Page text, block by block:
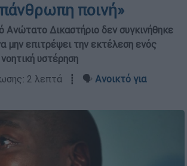
ποινή»
Ανώτατο Δικαστήριο δεν συγκινήθηκε
μην επιτρέψει την εκτέλεση ενός
υστέρηση
2 λεπτά ┋ 🗣️ Ανοικτό για